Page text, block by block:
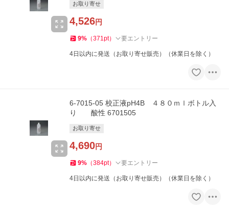
お取り寄せ
4,526円
9% （371pt） 要エントリー
4日以内に発送（お取り寄せ販売）（休業日を除く）
6-7015-05 校正液pH4B ４８０ｍｌボトル入
り 酸性 6701505
お取り寄せ
4,690円
9% （384pt） 要エントリー
4日以内に発送（お取り寄せ販売）（休業日を除く）